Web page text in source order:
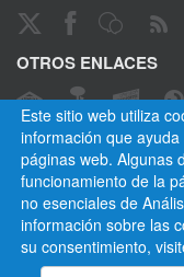
Este sitio web utiliza
información que
páginas web. Algunas
funcionamiento de la
no esenciales de
información sobre las
su consentimiento,
OTROS ENLACES
CANAL ÉTICO
Empresa Municipal de